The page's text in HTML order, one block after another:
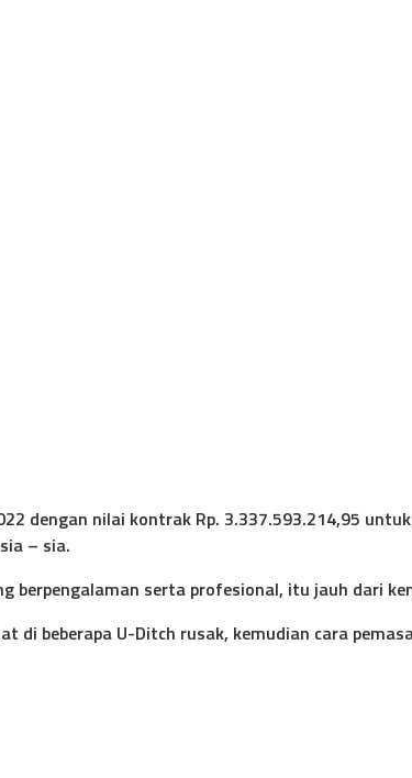
dengan nilai kontrak Rp. 3.337.593.214,95
– sia.
berpengalaman serta profesional, itu jauh dari
di beberapa U-Ditch rusak, kemudian cara